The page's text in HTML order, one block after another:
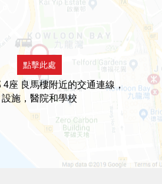
點擊此處
4座 良馬樓附近的交通連線，
設施，醫院和學校